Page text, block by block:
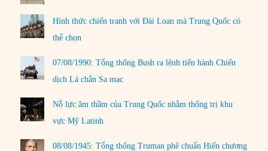
Hình thức chiến tranh với Đài Loan mà Trung Quốc có
thể chọn
07/08/1990: Tổng thống Bush ra lệnh tiến hành Chiến
dịch Lá chắn Sa mạc
Nỗ lực âm thầm của Trung Quốc nhằm thống trị khu
vực Mỹ Latinh
08/08/1945: Tổng thống Truman phê chuẩn Hiến chương